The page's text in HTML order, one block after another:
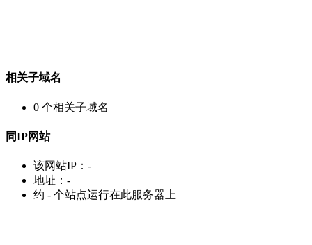
相关子域名
0 个相关子域名
同IP网站
该网站IP： -
地址： -
约 - 个站点运行在此服务器上